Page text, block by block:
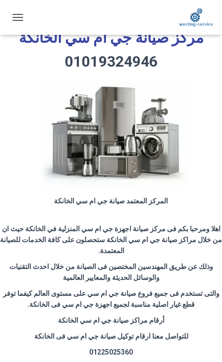
بمركز صيانة جي ام سي الخانكة
01019324946
المركز المعتمد صيانة جي ام سي الخانكة
اهلا ومرحبا بكم فى مركز صيانة اجهزة جي ام سي المنزلية في الخانكة حيث ان
من خلال مراكز صيانة جي ام سي الخانكة ستحصلون على كافة الخدمات للصيانة
المعتمدة.
وذلك عن طريق المهندسين المختصين فى الصيانة من خلال احدث التقنيات
والوسائل الحديثة والمعايير العالمية
والتى تستخدم فى جميع فروع صيانة جي ام سي على مستوى العالم كيفما توفر
قطع غيار اصلية مناسبة لجميع اجهزة جي ام سي فى الخانكة.
أرقام مراكز صيانة جي ام سي الخانكة
للتواصل معنا ارقام توكيل صيانة جي ام سي فى الخانكة
01225025360